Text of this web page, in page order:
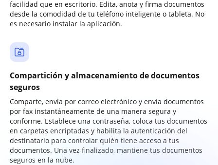
facilidad que en escritorio. Edita, anota y firma documentos
desde la comodidad de tu teléfono inteligente o tableta. No
es necesario instalar la aplicación.
Compartición y almacenamiento de documentos
seguros
Comparte, envía por correo electrónico y envía documentos
por fax instantáneamente de una manera segura y
conforme. Establece una contraseña, coloca tus documentos
en carpetas encriptadas y habilita la autenticación del
destinatario para controlar quién tiene acceso a tus
documentos. Una vez finalizado, mantiene tus documentos
seguros en la nube.